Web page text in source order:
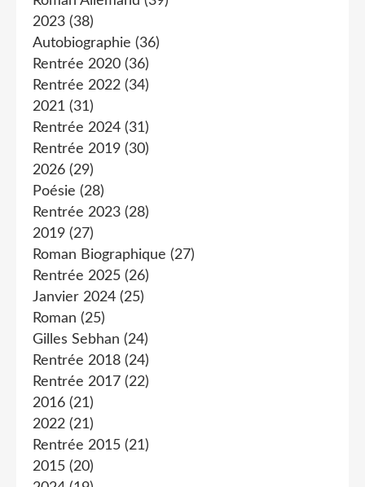
2023 (38)
Autobiographie (36)
Rentrée 2020 (36)
Rentrée 2022 (34)
2021 (31)
Rentrée 2024 (31)
Rentrée 2019 (30)
2026 (29)
Poésie (28)
Rentrée 2023 (28)
2019 (27)
Roman Biographique (27)
Rentrée 2025 (26)
Janvier 2024 (25)
Roman (25)
Gilles Sebhan (24)
Rentrée 2018 (24)
Rentrée 2017 (22)
2016 (21)
2022 (21)
Rentrée 2015 (21)
2015 (20)